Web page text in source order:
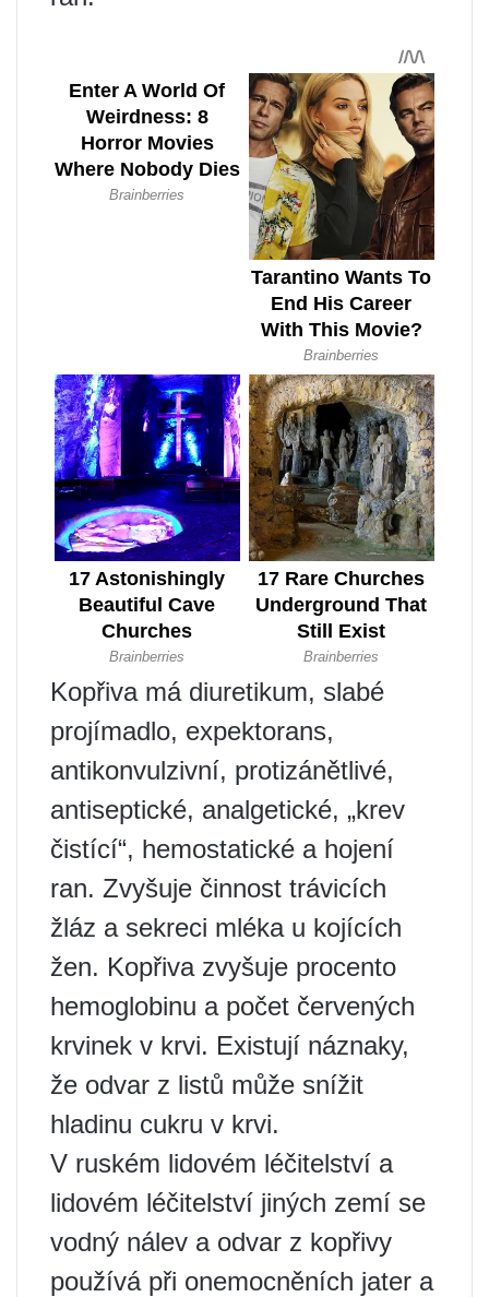
Kopřiva má diuretikum, slabé
projímadlo, expektorans,
antikonvulzivní, protizánětlivé,
antiseptické, analgetické, „krev
čistící“, hemostatické a hojení
ran. Zvyšuje činnost trávicích
žláz a sekreci mléka u kojících
žen. Kopřiva zvyšuje procento
hemoglobinu a počet červených
krvinek v krvi. Existují náznaky,
že odvar z listů může snížit
hladinu cukru v krvi.
V ruském lidovém léčitelství a
lidovém léčitelství jiných zemí se
vodný nálev a odvar z kopřivy
používá při onemocněních jater a